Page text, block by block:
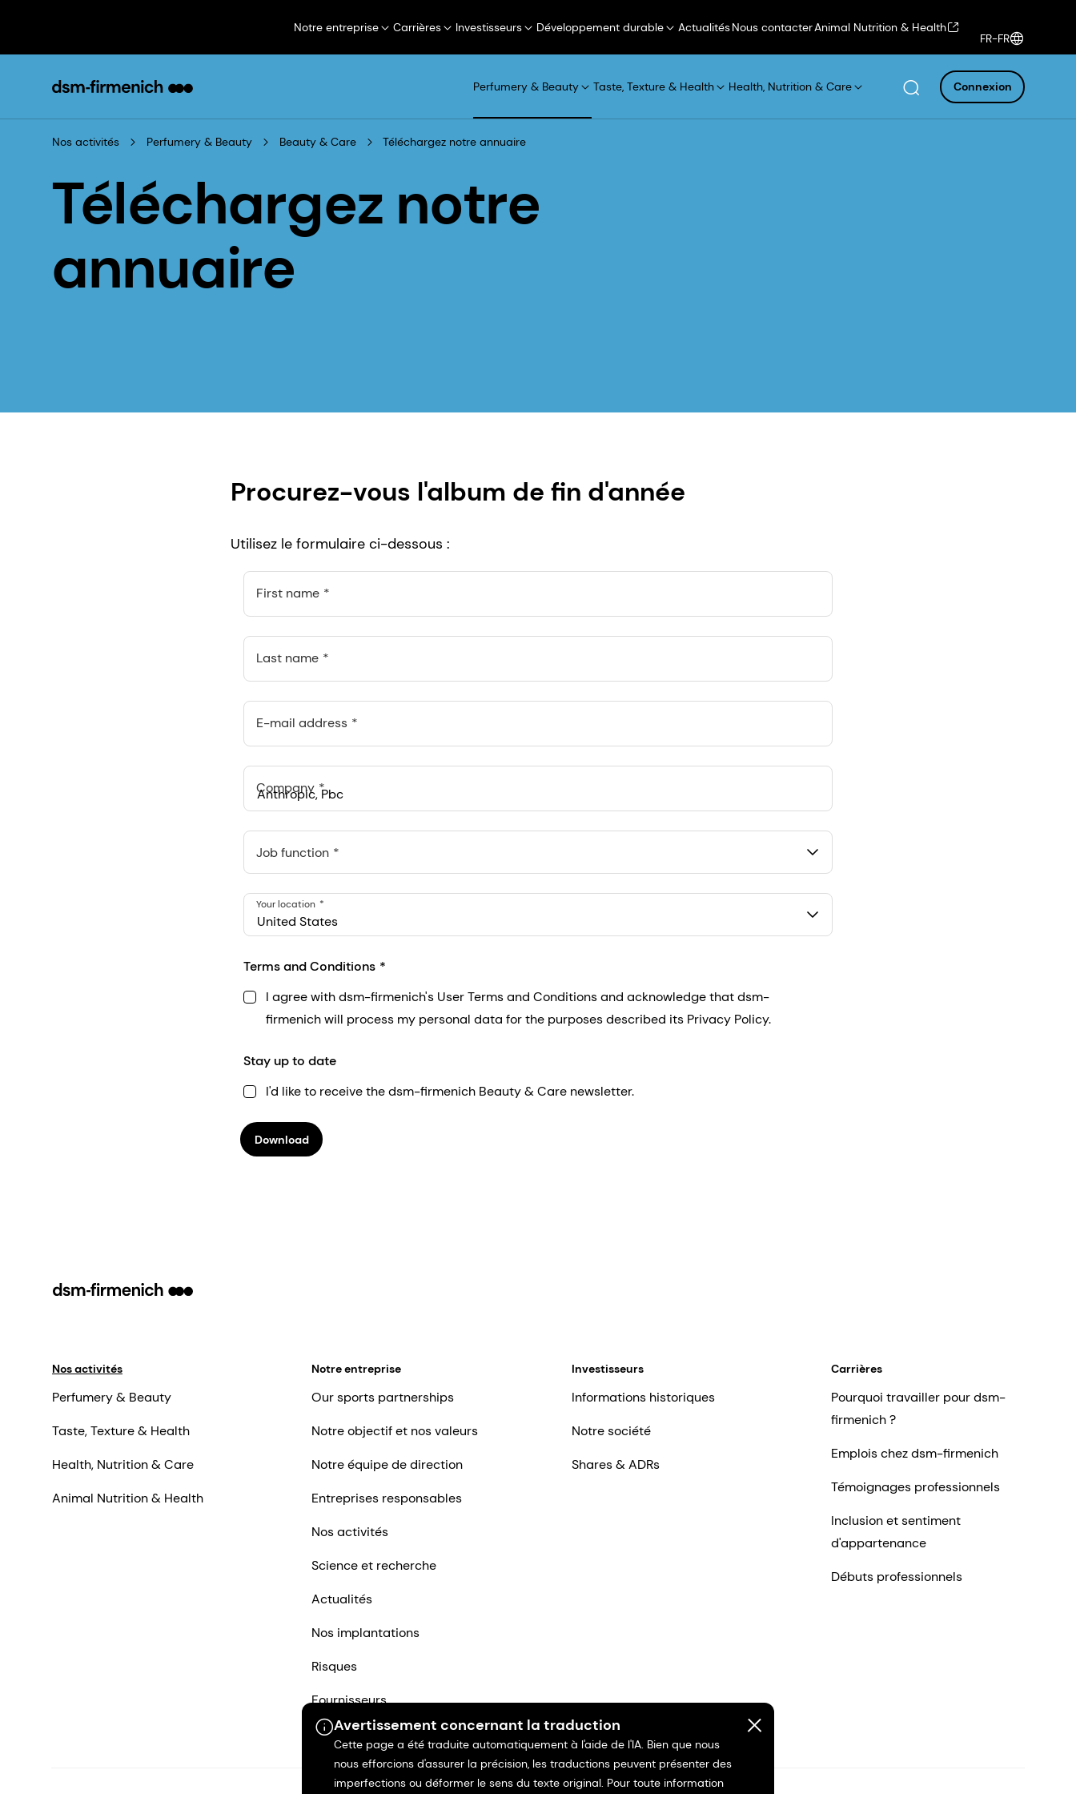
Notre entreprise Carrières Investisseurs Développement durable ActualitésNous contacterAnimal Nutrition & Health
FR-FR
Perfumery & Beauty Taste, Texture & Health Health, Nutrition & Care Connexion
Nos activités Perfumery & Beauty Beauty & Care Téléchargez notre annuaire
Téléchargez notre
annuaire
Procurez-vous l'album de fin d'année
Utilisez le formulaire ci-dessous :
First name
Last name
E-mail address
Company
Anthropic, PBC
548 Market St Pmb 90375, San Francisco, California, US
Job function
United States
Your location
Terms and Conditions
I agree with dsm-firmenich's User Terms and Conditions and acknowledge that dsm-
firmenich will process my personal data for the purposes described its Privacy Policy.
Stay up to date
I'd like to receive the dsm-firmenich Beauty & Care newsletter.
Download
Avertissement concernant la traduction
Cette page a été traduite automatiquement à l'aide de l'IA. Bien que nous
nous efforcions d'assurer la précision, les traductions peuvent présenter des
imperfections ou déformer le sens du texte original. Pour toute information
Nos activités
Perfumery & Beauty
Taste, Texture & Health
Health, Nutrition & Care
Animal Nutrition & Health
Notre entreprise
Our sports partnerships
Notre objectif et nos valeurs
Notre équipe de direction
Entreprises responsables
Nos activités
Science et recherche
Actualités
Nos implantations
Risques
Fournisseurs
Nous contacter
Investisseurs
Informations historiques
Notre société
Shares & ADRs
Carrières
Pourquoi travailler pour dsm-
firmenich ?
Emplois chez dsm-firmenich
Témoignages professionnels
Inclusion et sentiment
d'appartenance
Débuts professionnels